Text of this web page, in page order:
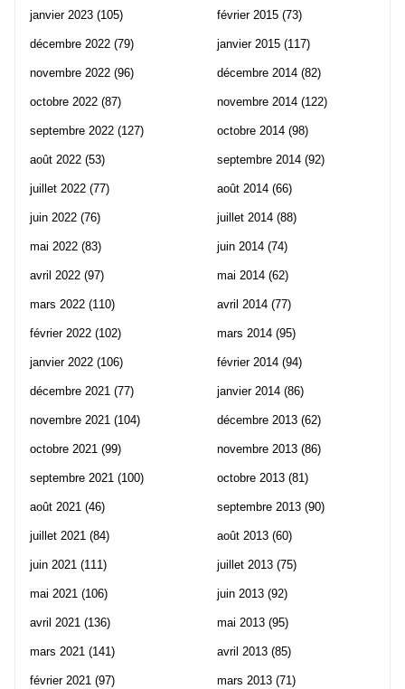
janvier 2023 (105)
décembre 2022 (79)
novembre 2022 (96)
octobre 2022 (87)
septembre 2022 (127)
août 2022 (53)
juillet 2022 (77)
juin 2022 (76)
mai 2022 (83)
avril 2022 (97)
mars 2022 (110)
février 2022 (102)
janvier 2022 (106)
décembre 2021 (77)
novembre 2021 (104)
octobre 2021 (99)
septembre 2021 (100)
août 2021 (46)
juillet 2021 (84)
juin 2021 (111)
mai 2021 (106)
avril 2021 (136)
mars 2021 (141)
février 2021 (97)
février 2015 (73)
janvier 2015 (117)
décembre 2014 (82)
novembre 2014 (122)
octobre 2014 (98)
septembre 2014 (92)
août 2014 (66)
juillet 2014 (88)
juin 2014 (74)
mai 2014 (62)
avril 2014 (77)
mars 2014 (95)
février 2014 (94)
janvier 2014 (86)
décembre 2013 (62)
novembre 2013 (86)
octobre 2013 (81)
septembre 2013 (90)
août 2013 (60)
juillet 2013 (75)
juin 2013 (92)
mai 2013 (95)
avril 2013 (85)
mars 2013 (71)